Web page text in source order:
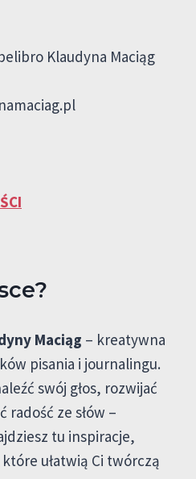
Klaudyna Maciąg
Maciąg – kreatywna
pisania i journalingu.
swój głos, rozwijać
radość ze słów –
tu inspiracje,
ułatwią Ci twórczą